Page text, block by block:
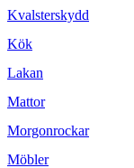
Kvalsterskydd
Kök
Lakan
Mattor
Morgonrockar
Möbler